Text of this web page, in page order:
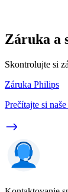
Záruka a
Skontrolujte si
Záruka Philips
Prečítajte si